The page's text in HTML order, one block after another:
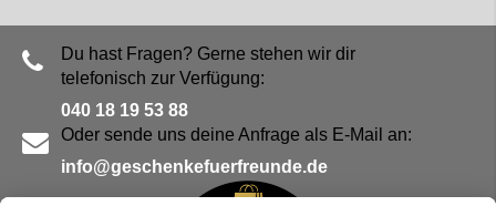
Du hast Fragen? Gerne stehen wir dir
telefonisch zur Verfügung:
040 18 19 53 88
Oder sende uns deine Anfrage als E-Mail an:
info@geschenkefuerfreunde.de